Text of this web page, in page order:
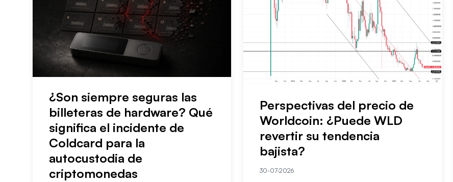
¿Son siempre seguras las
billeteras de hardware? Qué
significa el incidente de
Coldcard para la
autocustodia de
criptomonedas
Perspectivas del precio de
Worldcoin: ¿Puede WLD
revertir su tendencia
bajista?
30-07-2026